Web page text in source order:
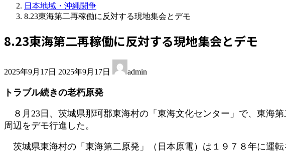
日本地域・沖縄闘争
8.23東海第二再稼働に反対する現地集会とデモ
8.23東海第二再稼働に反対する現地集会とデモ
2025年9月17日 終
新
時
:
2025年9月17日 admin
トラブル続きの老朽原発
８月23日、茨城県那珂郡東海村の「東海文化センター」で、東海
周辺をデモ行進した。
茨城県東海村の「東海第二原発」（日本原電）は１９７８年に運